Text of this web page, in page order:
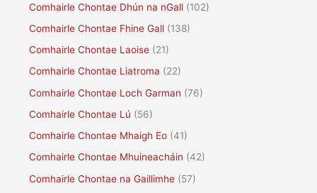
Comhairle Chontae Dhún na nGall (102)
Comhairle Chontae Fhine Gall (138)
Comhairle Chontae Laoise (21)
Comhairle Chontae Liatroma (22)
Comhairle Chontae Loch Garman (76)
Comhairle Chontae Lú (56)
Comhairle Chontae Mhaigh Eo (41)
Comhairle Chontae Mhuineacháin (42)
Comhairle Chontae na Gaillimhe (57)